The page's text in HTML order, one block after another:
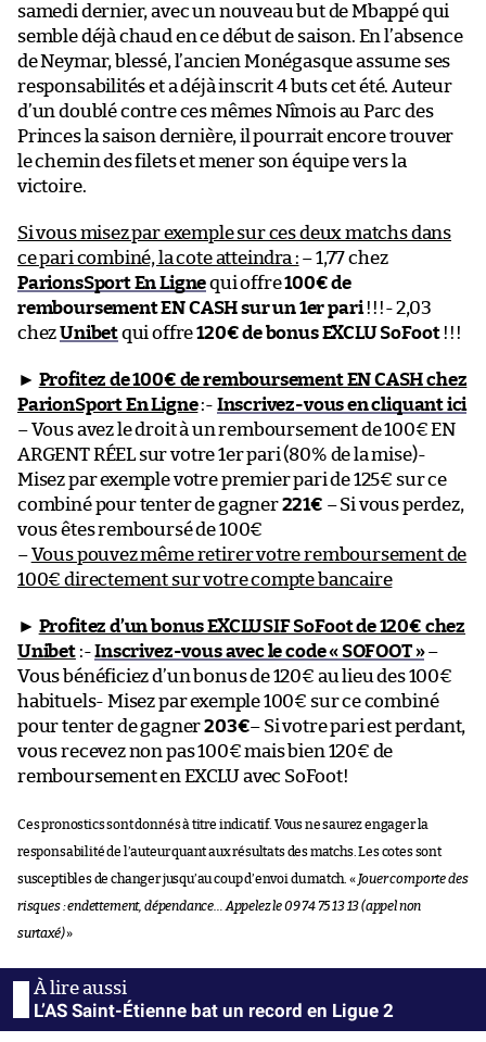
samedi dernier, avec un nouveau but de Mbappé qui
semble déjà chaud en ce début de saison. En l’absence
de Neymar, blessé, l’ancien Monégasque assume ses
responsabilités et a déjà inscrit 4 buts cet été. Auteur
d’un doublé contre ces mêmes Nîmois au Parc des
Princes la saison dernière, il pourrait encore trouver
le chemin des filets et mener son équipe vers la
victoire.
Si vous misez par exemple sur ces deux matchs dans
ce pari combiné, la cote atteindra : – 1,77 chez
ParionsSport En Lignequi offre100€ de
remboursement EN CASH sur un 1er pari!!!- 2,03
chezUnibetqui offre120€ de bonus EXCLU SoFoot!!!
► Profitez de 100€ de remboursement EN CASH chez
ParionSport En Ligne:- Inscrivez-vous en cliquant ici
– Vous avez le droit à un remboursement de 100€ EN
ARGENT RÉEL sur votre 1er pari (80% de la mise)-
Misez par exemple votre premier pari de 125€ sur ce
combiné pour tenter de gagner221€ – Si vous perdez,
vous êtes remboursé de 100€
–Vous pouvez même retirer votre remboursement de
100€ directement sur votre compte bancaire
► Profitez d’un bonus EXCLUSIF SoFoot de 120€ chez
Unibet:-Inscrivez-vous avec le code « SOFOOT »–
Vous bénéficiez d’un bonus de 120€ au lieu des 100€
habituels- Misez par exemple 100€ sur ce combiné
pour tenter de gagner203€– Si votre pari est perdant,
vous recevez non pas 100€ mais bien 120€ de
remboursement en EXCLU avec SoFoot!
Ces pronostics sont donnés à titre indicatif. Vous ne saurez engager la
responsabilité de l’auteur quant aux résultats des matchs. Les cotes sont
susceptibles de changer jusqu’au coup d’envoi du match. « Jouer comporte des
risques : endettement, dépendance… Appelez le 09 74 75 13 13 (appel non
surtaxé)»
L’AS Saint-Étienne bat un record en Ligue 2